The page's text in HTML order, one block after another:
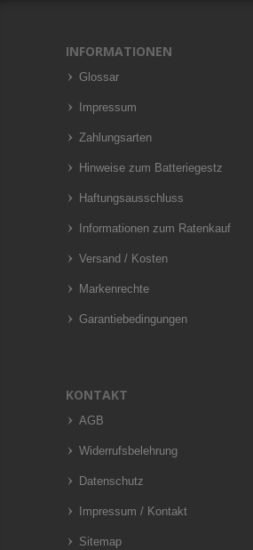
INFORMATIONEN
Glossar
Impressum
Zahlungsarten
Hinweise zum Batteriegestz
Haftungsausschluss
Informationen zum Ratenkauf
Versand / Kosten
Markenrechte
Garantiebedingungen
KONTAKT
AGB
Widerrufsbelehrung
Datenschutz
Impressum / Kontakt
Sitemap